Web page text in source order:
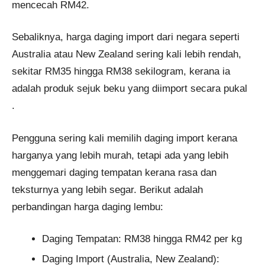
mencecah RM42.
Sebaliknya, harga daging import dari negara seperti
Australia atau New Zealand sering kali lebih rendah,
sekitar RM35 hingga RM38 sekilogram, kerana ia
adalah produk sejuk beku yang diimport secara pukal​
.
Pengguna sering kali memilih daging import kerana
harganya yang lebih murah, tetapi ada yang lebih
menggemari daging tempatan kerana rasa dan
teksturnya yang lebih segar. Berikut adalah
perbandingan harga daging lembu:
Daging Tempatan: RM38 hingga RM42 per kg
Daging Import (Australia, New Zealand):